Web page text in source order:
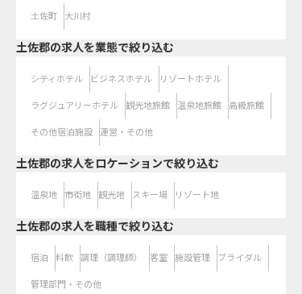
土佐町 大川村
土佐郡の求人を業態で絞り込む
シティホテル ビジネスホテル リゾートホテル
ラグジュアリーホテル 観光地旅館 温泉地旅館 高級旅館
その他宿泊施設 運営・その他
土佐郡の求人をロケーションで絞り込む
温泉地 市街地 観光地 スキー場 リゾート地
土佐郡の求人を職種で絞り込む
宿泊 料飲 調理（調理師） 客室 施設管理 ブライダル
管理部門・その他